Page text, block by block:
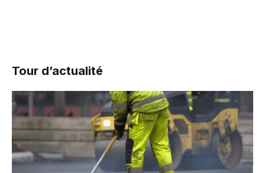
Tour d’actualité